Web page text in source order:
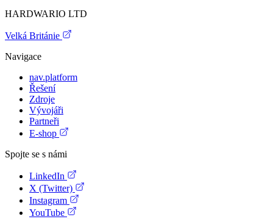
HARDWARIO LTD
Velká Británie
Navigace
nav.platform
Řešení
Zdroje
Vývojáři
Partneři
E-shop
Spojte se s námi
LinkedIn
X (Twitter)
Instagram
YouTube